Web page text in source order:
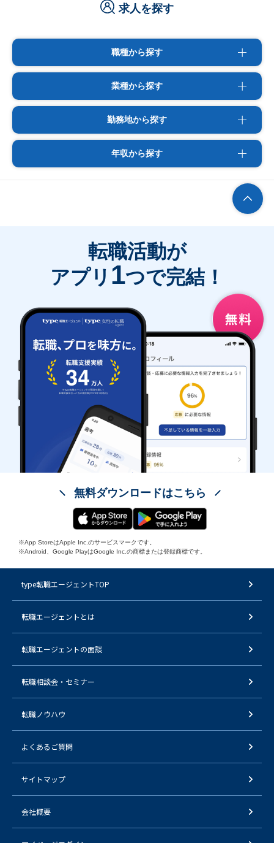
求人を探す
職種から探す
業種から探す
勤務地から探す
年収から探す
転職活動が
アプリ 1つで完結！
無料ダウンロードはこちら
※App StoreはApple Inc.のサービスマークです。
※Android、Google PlayはGoogle Inc.の商標または登録商標です。
type転職エージェントTOP
転職エージェントとは
転職エージェントの面談
転職相談会・セミナー
転職ノウハウ
よくあるご質問
サイトマップ
会社概要